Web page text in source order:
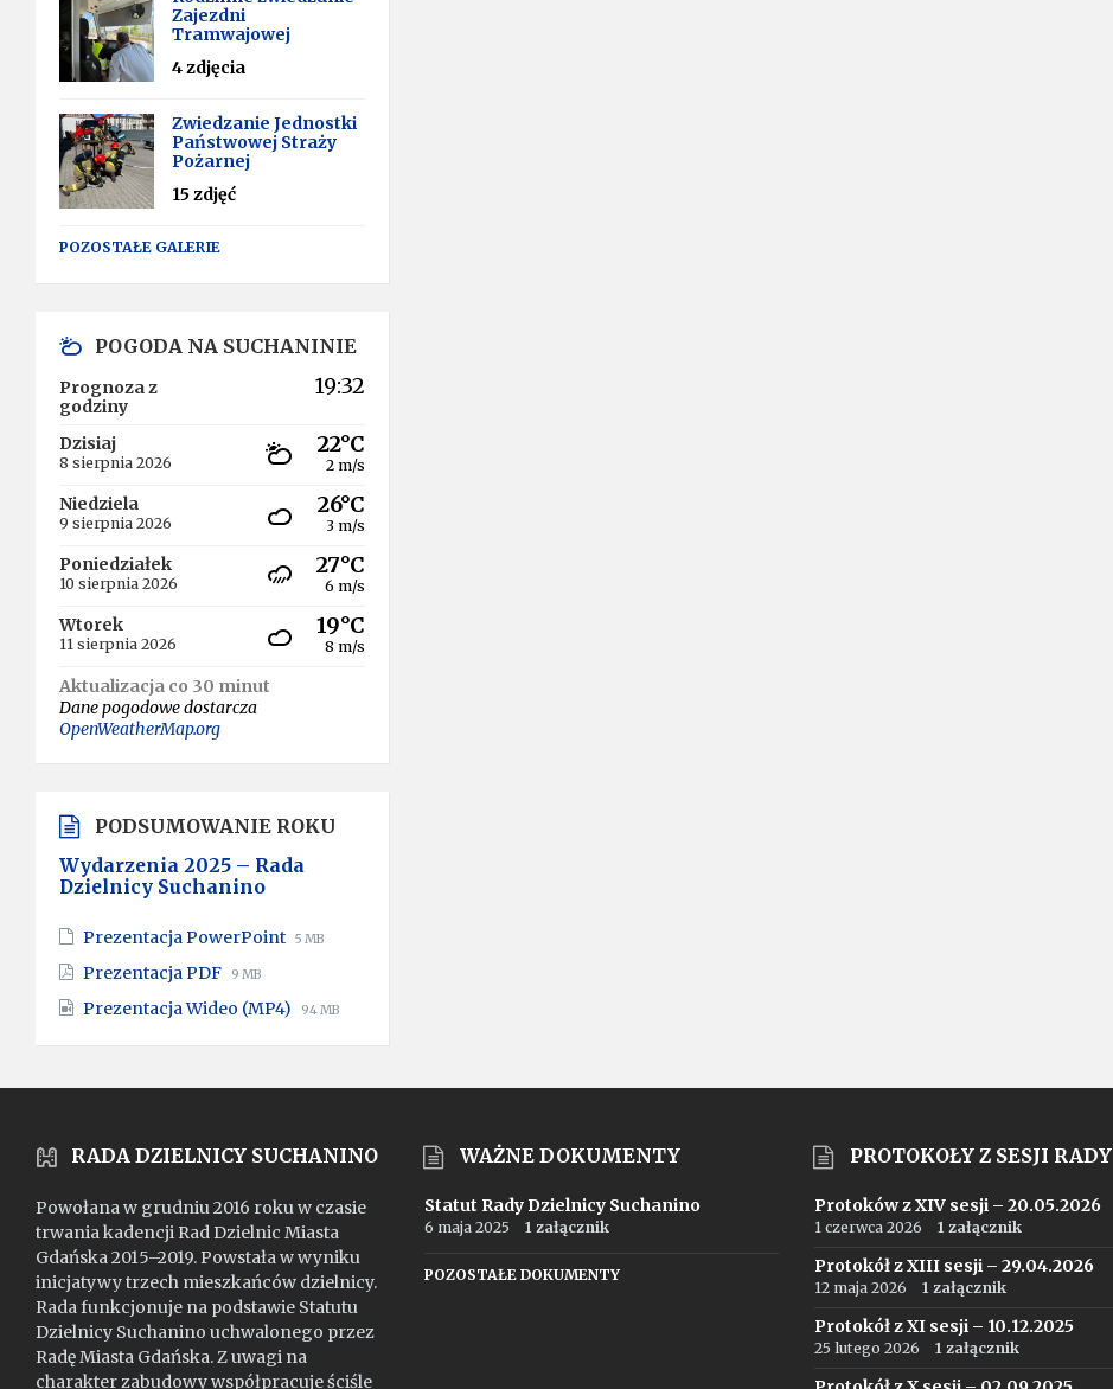
Zajezdni
Tramwajowej
4 zdjęcia
Zwiedzanie Jednostki
Państwowej Straży
Pożarnej
15 zdjęć
POZOSTAŁE GALERIE
POGODA NA SUCHANINIE
Prognoza z
godziny
19:32
Dzisiaj
8 sierpnia 2026
22°C
2 m/s
Niedziela
9 sierpnia 2026
26°C
3 m/s
Poniedziałek
10 sierpnia 2026
27°C
6 m/s
Wtorek
11 sierpnia 2026
19°C
8 m/s
Aktualizacja co 30 minut
Dane pogodowe dostarcza
OpenWeatherMap.org
PODSUMOWANIE ROKU
Wydarzenia 2025 – Rada
Dzielnicy Suchanino
Prezentacja PowerPoint File
File
5 MB
Prezentacja PDF File
pdf
File
9 MB
Prezentacja Wideo (MP4) File
mp4
File
94 MB
RADA DZIELNICY SUCHANINO
Powołana w grudniu 2016 roku w czasie
trwania kadencji Rad Dzielnic Miasta
Gdańska 2015–2019. Powstała w wyniku
inicjatywy trzech mieszkańców dzielnicy.
Rada funkcjonuje na podstawie Statutu
Dzielnicy Suchanino uchwalonego przez
Radę Miasta Gdańska. Z uwagi na
charakter zabudowy współpracuje ściśle
WAŻNE DOKUMENTY
Statut Rady Dzielnicy Suchanino
6 maja 2025 1 załącznik
POZOSTAŁE DOKUMENTY
PROTOKOŁY Z SESJI RADY
Protoków z XIV sesji – 20.05.2026
1 czerwca 2026 1 załącznik
Protokół z XIII sesji – 29.04.2026
12 maja 2026 1 załącznik
Protokół z XI sesji – 10.12.2025
25 lutego 2026 1 załącznik